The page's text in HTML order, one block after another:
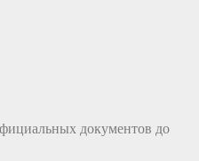
документов до